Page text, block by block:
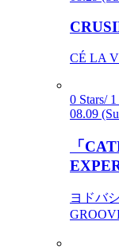
CÉ LA
0 Stars/
08.09
「
ヨドバ